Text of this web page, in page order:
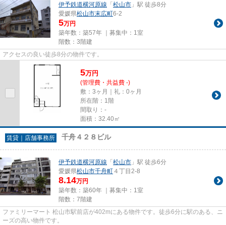
伊予鉄道横河原線 「 松山市 」駅 徒歩8分
愛媛県松山市末広町6-2
5万円
築年数：築57年 ｜募集中： 1室
階数：3階建
アクセスの良い徒歩8分の物件です。
5万円
(管理費・共益費 -)
敷：3ヶ月｜礼：0ヶ月
所在階：1階
間取り：-
面積：32.40㎡
賃貸｜店舗事務所 千舟４２８ビル
伊予鉄道横河原線 「 松山市 」駅 徒歩6分
愛媛県松山市千舟町 ４丁目2-8
8.14万円
築年数：築60年 ｜募集中： 1室
階数：7階建
ファミリーマート 松山市駅前店が402mにある物件です。徒歩6分に駅のある、ニ
ーズの高い物件です。